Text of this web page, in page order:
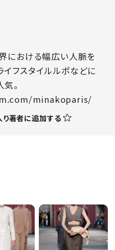
における幅広い人脈を
フスタイルルポなどに
。
minakoparis/
著者に追加する